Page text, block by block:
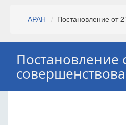
Строка
АРАН Постановление от
Постановление